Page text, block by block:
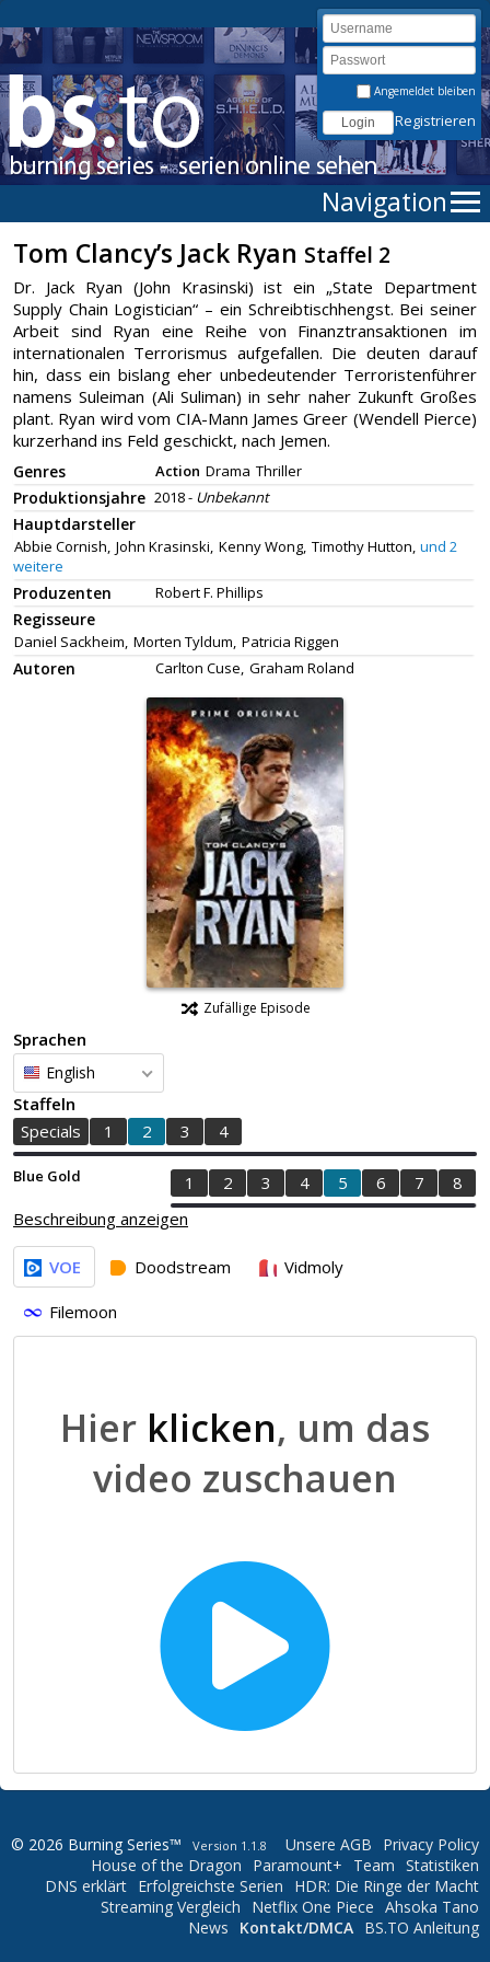
Angemeldet bleiben
Registrieren
Navigation
Tom Clancy’s Jack Ryan Staffel 2
Dr. Jack Ryan (John Krasinski) ist ein „State Department
Supply Chain Logistician“ – ein Schreibtischhengst. Bei seiner
Arbeit sind Ryan eine Reihe von Finanztransaktionen im
internationalen Terrorismus aufgefallen. Die deuten darauf
hin, dass ein bislang eher unbedeutender Terroristenführer
namens Suleiman (Ali Suliman) in sehr naher Zukunft Großes
plant. Ryan wird vom CIA-Mann James Greer (Wendell Pierce)
kurzerhand ins Feld geschickt, nach Jemen.
Genres Action Drama Thriller
Produktionsjahre 2018 - Unbekannt
Hauptdarsteller
Abbie Cornish, John Krasinski, Kenny Wong, Timothy Hutton, und 2
weitere
Produzenten Robert F. Phillips
Regisseure
Daniel Sackheim, Morten Tyldum, Patricia Riggen
Autoren Carlton Cuse, Graham Roland
Zufällige Episode
Sprachen
English
Staffeln
Specials
1 2 3 4
Blue Gold 1 2 3 4 5 6 7
8
Beschreibung anzeigen
VOE Doodstream Vidmoly
Filemoon
Hier klicken, um das
video zuschauen
© 2026 Burning Series™ Version 1.1.8 Privacy Policy
Unsere AGB
Statistiken
Team
Paramount+
House of the Dragon
HDR: Die Ringe der Macht
Erfolgreichste Serien
DNS erklärt
Ahsoka Tano
Netflix One Piece
Streaming Vergleich
BS.TO Anleitung
Kontakt/DMCA
News